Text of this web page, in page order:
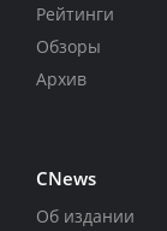
Рейтинги
Обзоры
Архив
CNews
Об издании